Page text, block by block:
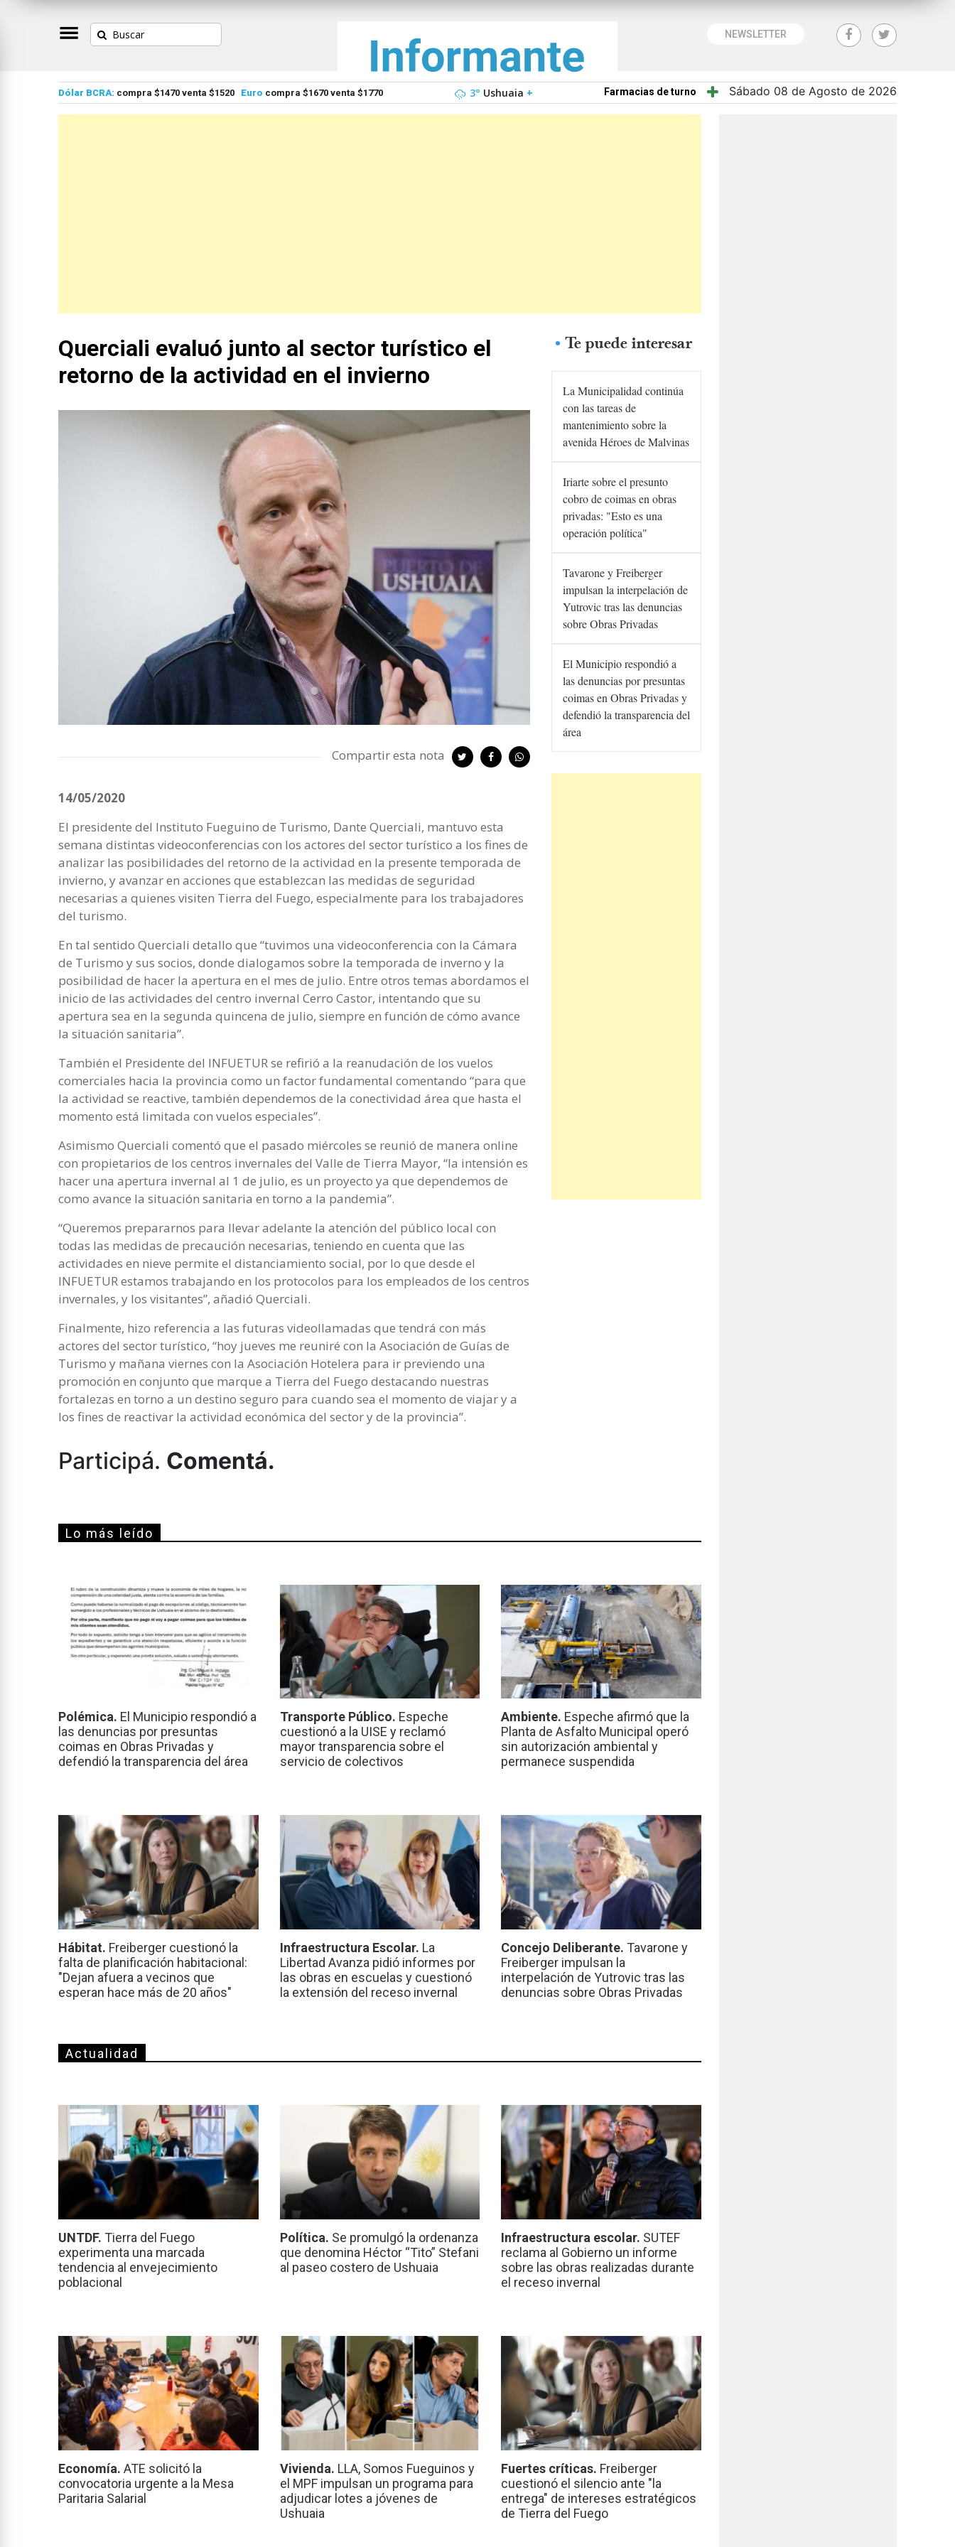
NEWSLETTER
Dólar BCRA: compra $1470 venta $1520 Euro compra $1670 venta $1770 3° Ushuaia + Farmacias de turno Sábado 08 de Agosto de 2026
Querciali evaluó junto al sector turístico el
retorno de la actividad en el invierno
Compartir esta nota
14/05/2020
El presidente del Instituto Fueguino de Turismo, Dante Querciali, mantuvo esta
semana distintas videoconferencias con los actores del sector turístico a los fines de
analizar las posibilidades del retorno de la actividad en la presente temporada de
invierno, y avanzar en acciones que establezcan las medidas de seguridad
necesarias a quienes visiten Tierra del Fuego, especialmente para los trabajadores
del turismo.
En tal sentido Querciali detallo que “tuvimos una videoconferencia con la Cámara
de Turismo y sus socios, donde dialogamos sobre la temporada de inverno y la
posibilidad de hacer la apertura en el mes de julio. Entre otros temas abordamos el
inicio de las actividades del centro invernal Cerro Castor, intentando que su
apertura sea en la segunda quincena de julio, siempre en función de cómo avance
la situación sanitaria”.
También el Presidente del INFUETUR se refirió a la reanudación de los vuelos
comerciales hacia la provincia como un factor fundamental comentando “para que
la actividad se reactive, también dependemos de la conectividad área que hasta el
momento está limitada con vuelos especiales”.
Asimismo Querciali comentó que el pasado miércoles se reunió de manera online
con propietarios de los centros invernales del Valle de Tierra Mayor, “la intensión es
hacer una apertura invernal al 1 de julio, es un proyecto ya que dependemos de
como avance la situación sanitaria en torno a la pandemia”.
“Queremos prepararnos para llevar adelante la atención del público local con
todas las medidas de precaución necesarias, teniendo en cuenta que las
actividades en nieve permite el distanciamiento social, por lo que desde el
INFUETUR estamos trabajando en los protocolos para los empleados de los centros
invernales, y los visitantes”, añadió Querciali.
Finalmente, hizo referencia a las futuras videollamadas que tendrá con más
actores del sector turístico, “hoy jueves me reuniré con la Asociación de Guías de
Turismo y mañana viernes con la Asociación Hotelera para ir previendo una
promoción en conjunto que marque a Tierra del Fuego destacando nuestras
fortalezas en torno a un destino seguro para cuando sea el momento de viajar y a
los fines de reactivar la actividad económica del sector y de la provincia’’.
Te puede interesar
La Municipalidad continúa
con las tareas de
mantenimiento sobre la
avenida Héroes de Malvinas
Iriarte sobre el presunto
cobro de coimas en obras
privadas: "Esto es una
operación política"
Tavarone y Freiberger
impulsan la interpelación de
Yutrovic tras las denuncias
sobre Obras Privadas
El Municipio respondió a
las denuncias por presuntas
coimas en Obras Privadas y
defendió la transparencia del
área
Participá. Comentá.
Lo más leído
Polémica. El Municipio respondió a
las denuncias por presuntas
coimas en Obras Privadas y
defendió la transparencia del área
Transporte Público. Espeche
cuestionó a la UISE y reclamó
mayor transparencia sobre el
servicio de colectivos
Ambiente. Espeche afirmó que la
Planta de Asfalto Municipal operó
sin autorización ambiental y
permanece suspendida
Hábitat. Freiberger cuestionó la
falta de planificación habitacional:
"Dejan afuera a vecinos que
esperan hace más de 20 años"
Infraestructura Escolar. La
Libertad Avanza pidió informes por
las obras en escuelas y cuestionó
la extensión del receso invernal
Concejo Deliberante. Tavarone y
Freiberger impulsan la
interpelación de Yutrovic tras las
denuncias sobre Obras Privadas
Actualidad
UNTDF. Tierra del Fuego
experimenta una marcada
tendencia al envejecimiento
poblacional
Política. Se promulgó la ordenanza
que denomina Héctor “Tito” Stefani
al paseo costero de Ushuaia
Infraestructura escolar. SUTEF
reclama al Gobierno un informe
sobre las obras realizadas durante
el receso invernal
Economía. ATE solicitó la
convocatoria urgente a la Mesa
Paritaria Salarial
Vivienda. LLA, Somos Fueguinos y
el MPF impulsan un programa para
adjudicar lotes a jóvenes de
Ushuaia
Fuertes críticas. Freiberger
cuestionó el silencio ante "la
entrega" de intereses estratégicos
de Tierra del Fuego